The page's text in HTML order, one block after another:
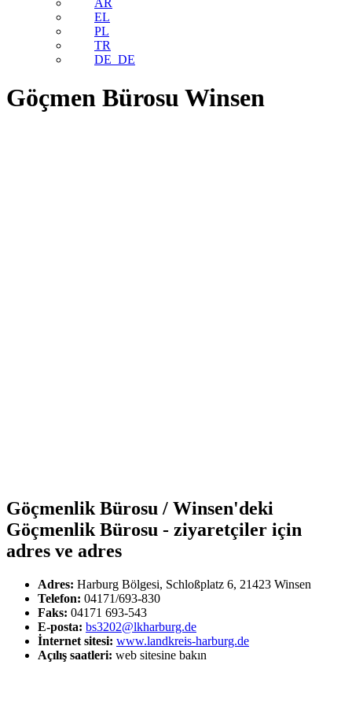
AR
EL
PL
TR
DE_DE
Göçmen Bürosu Winsen
Göçmenlik Bürosu / Winsen'deki
Göçmenlik Bürosu - ziyaretçiler için
adres ve adres
Adres: Harburg Bölgesi, Schloßplatz 6, 21423 Winsen
Telefon: 04171/693-830
Faks: 04171 693-543
E-posta: bs3202@lkharburg.de
İnternet sitesi: www.landkreis-harburg.de
Açılış saatleri: web sitesine bakın